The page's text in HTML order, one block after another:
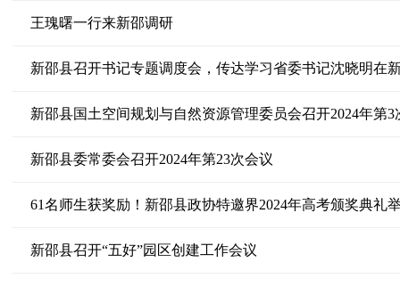
王瑰曙一行来新邵调研
新邵县召开书记专题调度会，传达学习省委书记沈晓明在
新邵县国土空间规划与自然资源管理委员会召开2024年第3
新邵县委常委会召开2024年第23次会议
61名师生获奖励！新邵县政协特邀界2024年高考颁奖典礼
新邵县召开“五好”园区创建工作会议